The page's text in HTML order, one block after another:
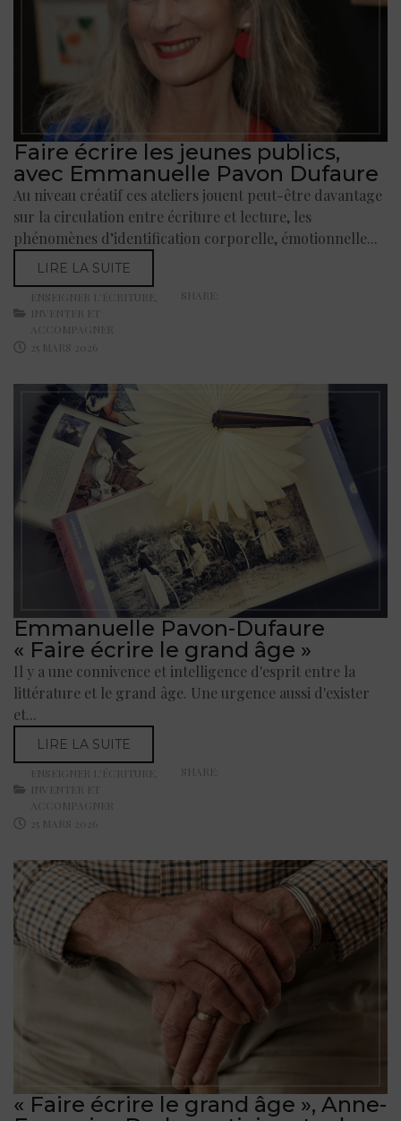
Faire écrire les jeunes publics,
avec Emmanuelle Pavon Dufaure
Au niveau créatif ces ateliers jouent peut-être davantage
sur la circulation entre écriture et lecture, les
phénomènes d’identification corporelle, émotionnelle...
LIRE LA SUITE
ENSEIGNER L'ÉCRITURE
INVENTER ET
ACCOMPAGNER
25 MARS 2026
SHARE:
Emmanuelle Pavon-Dufaure
« Faire écrire le grand âge »
Il y a une connivence et intelligence d'esprit entre la
littérature et le grand âge. Une urgence aussi d'exister
et...
LIRE LA SUITE
ENSEIGNER L'ÉCRITURE
INVENTER ET
ACCOMPAGNER
25 MARS 2026
SHARE:
« Faire écrire le grand âge », Anne-